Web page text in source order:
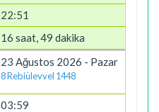
22:51
16 saat, 49 dakika
23 Ağustos 2026 - Pazar
8 Rebiülevvel 1448
03:59